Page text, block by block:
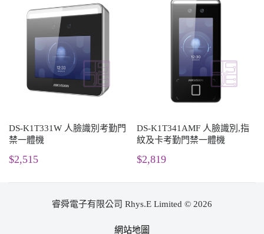
DS-K1T331W 人臉識別考勤門
禁一體機
$2,515
DS-K1T341AMF 人臉識別,指
紋及卡考勤門禁一體機
$2,819
睿舜電子有限公司 Rhys.E Limited © 2026
網站地圖